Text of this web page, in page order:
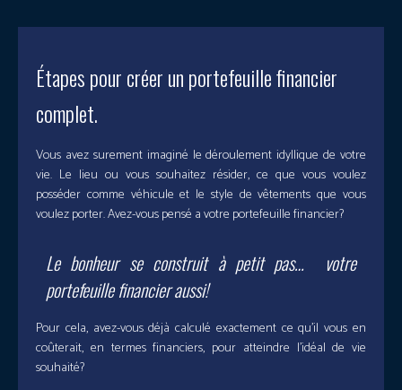
Étapes pour créer un portefeuille financier
complet.
Vous avez surement imaginé le déroulement idyllique de votre
vie. Le lieu ou vous souhaitez résider, ce que vous voulez
posséder comme véhicule et le style de vêtements que vous
voulez porter. Avez-vous pensé a votre portefeuille financier?
Le bonheur se construit à petit pas… votre
portefeuille financier aussi!
Pour cela, avez-vous déjà calculé exactement ce qu’il vous en
coûterait, en termes financiers, pour atteindre l’idéal de vie
souhaité?